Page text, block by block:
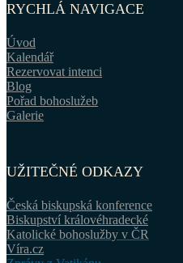
RYCHLÁ NAVIGACE
Úvod
Kalendář
Rezervovat intenci
Blog
Pořad bohoslužeb
Galerie
UŽITEČNÉ ODKAZY
Česká biskupská konference
Biskupství královéhradecké
Katolické bohoslužby v ČR
Víra.cz